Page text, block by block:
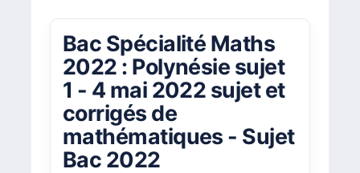
Bac Spécialité Maths
2022 : Polynésie sujet
1 - 4 mai 2022 sujet et
corrigés de
mathématiques - Sujet
Bac 2022